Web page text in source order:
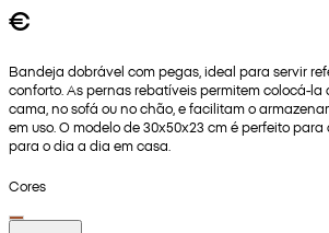
€
Bandeja dobrável com pegas, ideal para servir
conforto. As pernas rebatíveis permitem colocá-la
cama, no sofá ou no chão, e facilitam o
em uso. O modelo de 30x50x23 cm é perfeito
para o dia a dia em casa.
Cores